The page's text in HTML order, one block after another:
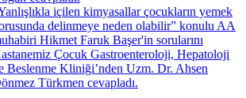
içilen kimyasallar çocukların yemek
delinmeye neden olabilir” konulu AA
Hikmet Faruk Başer'in sorularını
Çocuk Gastroenteroloji, Hepatoloji
Beslenme Kliniği’nden Uzm. Dr. Ahsen
Türkmen cevapladı.